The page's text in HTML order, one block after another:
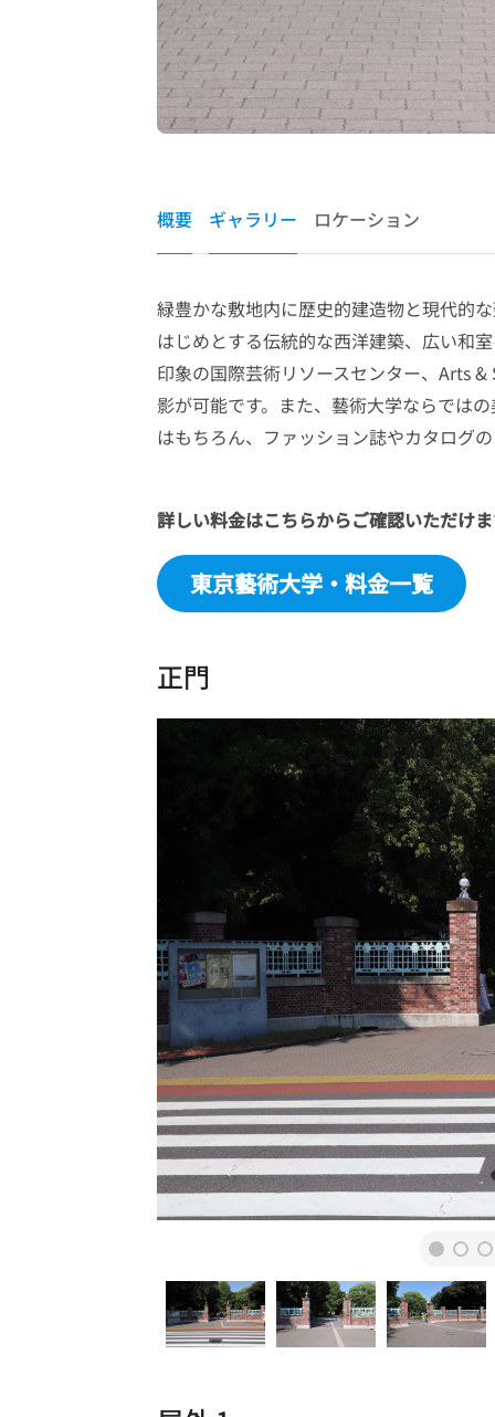
概要 ギャラリー ロケーション
緑豊かな敷地内に歴史的建造物と現代的
はじめとする伝統的な西洋建築、広い和
印象の国際芸術リソースセンター、Arts
影が可能です。また、藝術大学ならでは
はもちろん、ファッション誌やカタログ
詳しい料金はこちらからご確認いただけ
東京藝術大学・料金一覧
正門